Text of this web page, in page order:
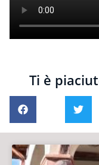
Ti è